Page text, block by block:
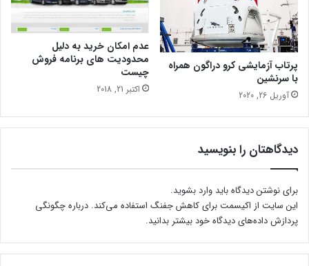
پرتاب آزمایشی کرو دراگون همراه
با سرنشین
آوریل 26, 2020
عدم امکان خرید به دلیل
محدودیت های برنامه فروش
چیست
اکتبر 21, 2018
دیدگاهتان را بنویسید
برای نوشتن دیدگاه باید وارد بشوید.
این سایت از اکیسمت برای کاهش جفنگ استفاده می‌کند. درباره چگونگی
پردازش داده‌های دیدگاه خود بیشتر بدانید.